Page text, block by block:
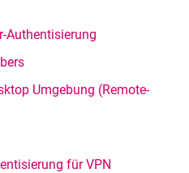
Authentisierung
Umgebung (Remote-
für VPN